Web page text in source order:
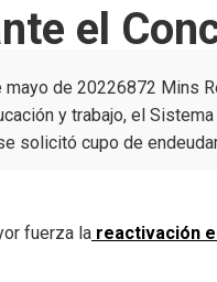
el
mayo de 20226872 Mins
fuerza la reactivación